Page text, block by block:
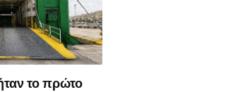
το πρώτο